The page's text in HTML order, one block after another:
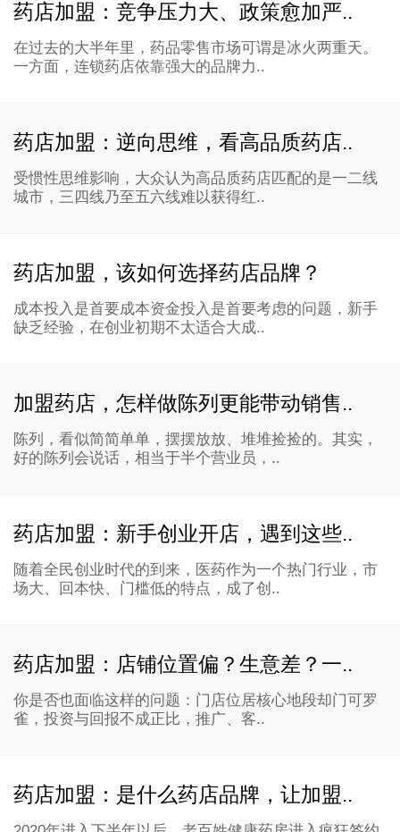
药店加盟：竞争压力大、政策愈加严..
在过去的大半年里，药品零售市场可谓是冰火两重天。
一方面，连锁药店依靠强大的品牌力..
药店加盟：逆向思维，看高品质药店..
受惯性思维影响，大众认为高品质药店匹配的是一二线
城市，三四线乃至五六线难以获得红..
药店加盟，该如何选择药店品牌？
成本投入是首要成本资金投入是首要考虑的问题，新手
缺乏经验，在创业初期不太适合大成..
加盟药店，怎样做陈列更能带动销售..
陈列，看似简简单单，摆摆放放、堆堆捡捡的。其实，
好的陈列会说话，相当于半个营业员，..
药店加盟：新手创业开店，遇到这些..
随着全民创业时代的到来，医药作为一个热门行业，市
场大、回本快、门槛低的特点，成了创..
药店加盟：店铺位置偏？生意差？一..
你是否也面临这样的问题：门店位居核心地段却门可罗
雀，投资与回报不成正比，推广、客..
药店加盟：是什么药店品牌，让加盟..